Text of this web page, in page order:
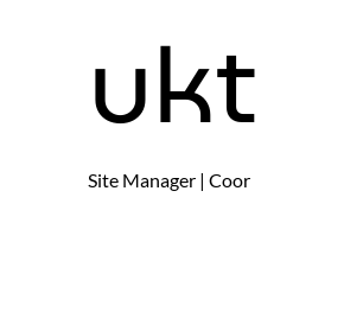
ukt
Site Manager | Coor